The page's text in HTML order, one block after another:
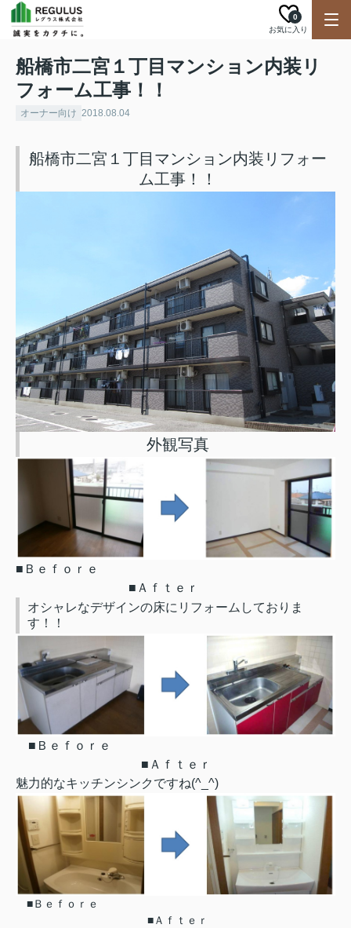
お気に入り
0
船橋市二宮１丁目マンション内装リ
フォーム工事！！
オーナー向け 2018.08.04
船橋市二宮１丁目マンション内装リフォー
ム工事！！
外観写真
■Ｂｅｆｏｒｅ
■Ａｆｔｅｒ
オシャレなデザインの床にリフォームしておりま
す！！
■Ｂｅｆｏｒｅ
■Ａｆｔｅｒ
魅力的なキッチンシンクですね(^_^)
■Ｂｅｆｏｒｅ
■Ａｆｔｅｒ